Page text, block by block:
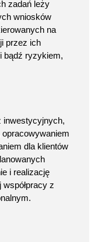
zadań leży
wniosków
na
przez ich
bądź ryzykiem,
inwestycyjnych,
dla klientów
i realizację
z